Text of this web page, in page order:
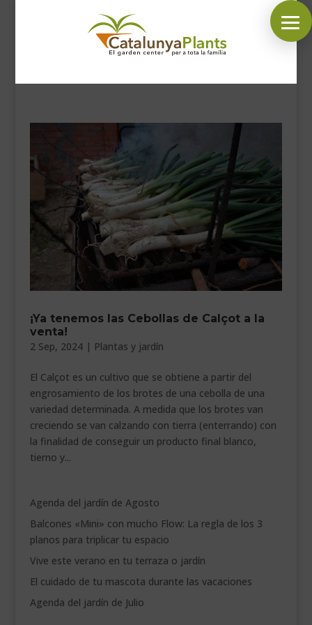
SÍGUENOS EN:
PLANTAS
COMPLEMENTOS JARDÍN
MASCOTAS
DECORACIÓN
HORARIO GARDEN
CONTACTAR
___________________________
VEURE EN CATALÀ
¡Ya tenemos las Cebollas de Calçot a la
venta!
2 Sep, 2024| Plantas y jardín
El Calçot es un cultivo que se obtiene a partir del
engrosamiento de los brotes de una cebolla de una
variedad determinada. A medida que los brotes van
creciendo se van calzando con tierra (enterrando) con
la finalidad de conseguir un producto final blanco,
tierno y...
Agenda del jardín de Agosto
Balcones «Mini» con mucho Flow: La regla de los 3
planos para triplicar tu espacio
Vive este verano en tu terraza o jardín
El cuidado de tu mascota durante las vacaciones
Agenda del jardín de Julio